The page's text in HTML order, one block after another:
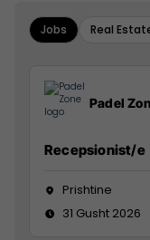
Jobs Real
Padel
Recepsionist/e
Prishtine
31 Gusht 2026